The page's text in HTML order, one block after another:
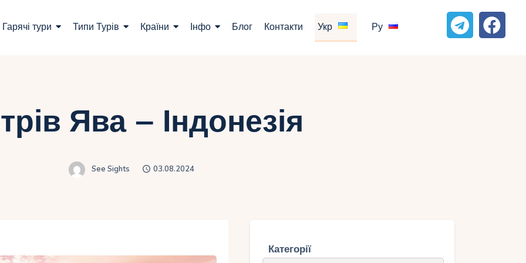
Гарячі тури Типи Турів Країни Інфо Блог Контакти Укр Ру
Ява – Індонезія
See Sights 03.08.2024
Категорії